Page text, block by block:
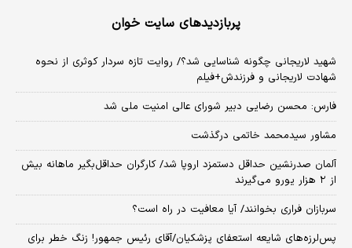
پربازدیدهای سایت خوان
شهید لاریجانی چگونه شناسایی شد؟/ روایت تازه سردار کوثری از نحوه
شهادت لاریجانی و فرزندش+فیلم
فارس: محسن رضایی دبیر شورای عالی امنیت ملی شد
مشاور سیدمحمد خاتمی درگذشت
آلمان صدرنشین حداقل دستمزد اروپا شد/ کارگران حداقل‌بگیر ماهانه بیش
از ۲ هزار یورو می‌گیرند
سربازان فراری بخوانند/ آیا معافیت در راه است؟
پس‌لرزه‌های شایعه استعفای پزشکیان/آقای رئیس جمهور! زنگ خطر برای